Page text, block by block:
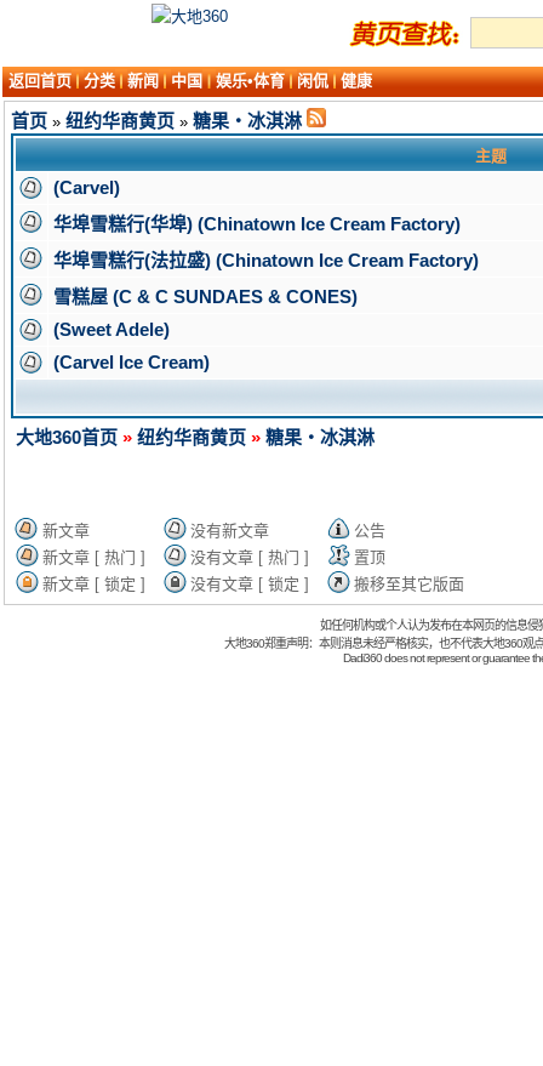
返回首页 分类 新闻 中国 娱乐•体育 闲侃 健康
首页 » 纽约华商黄页 » 糖果・冰淇淋
主题
(Carvel)
华埠雪糕行(华埠) (Chinatown Ice Cream Factory)
华埠雪糕行(法拉盛) (Chinatown Ice Cream Factory)
雪糕屋 (C & C SUNDAES & CONES)
(Sweet Adele)
(Carvel Ice Cream)
大地360首页 » 纽约华商黄页 » 糖果・冰淇淋
新文章 没有新文章
公告
新文章 [ 热门 ]
没有文章 [ 热门 ]
置顶
新文章 [ 锁定 ]
没有文章 [ 锁定 ] 搬移至其它版面
如任何机构或个人认为发布在本网页的信息
大地360郑重声明：本则消息未经严格核实，也不代表大地360观
Dadi360 does not represent or guarantee